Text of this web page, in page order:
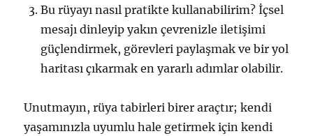
Bu rüyayı nasıl pratikte kullanabilirim? İçsel
mesajı dinleyip yakın çevrenizle iletişimi
güçlendirmek, görevleri paylaşmak ve bir yol
haritası çıkarmak en yararlı adımlar olabilir.
Unutmayın, rüya tabirleri birer araçtır; kendi
yaşamınızla uyumlu hale getirmek için kendi